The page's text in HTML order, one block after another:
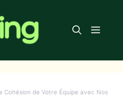
Menu
Cohésion de Votre Équipe avec Nos